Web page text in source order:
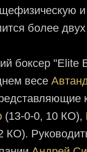
более
боксер "Elite
весе
(13-0-0, 10 КО),
КО).